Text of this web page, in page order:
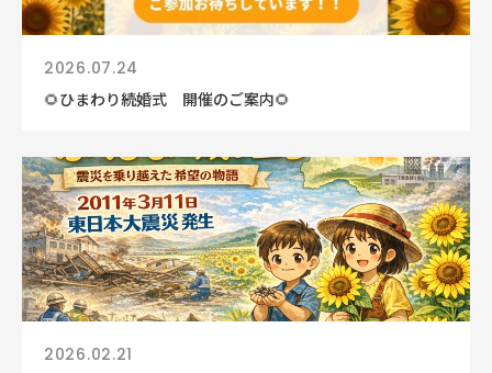
2026.07.24
🌻ひまわり続婚式 開催のご案内🌻
2026.02.21